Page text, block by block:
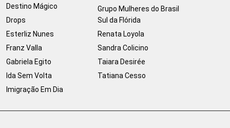
Destino Mágico
Drops
Esterliz Nunes
Franz Valla
Gabriela Egito
Ida Sem Volta
Imigração Em Dia
Grupo Mulheres do Brasil
Sul da Flórida
Renata Loyola
Sandra Colicino
Taiara Desirée
Tatiana Cesso